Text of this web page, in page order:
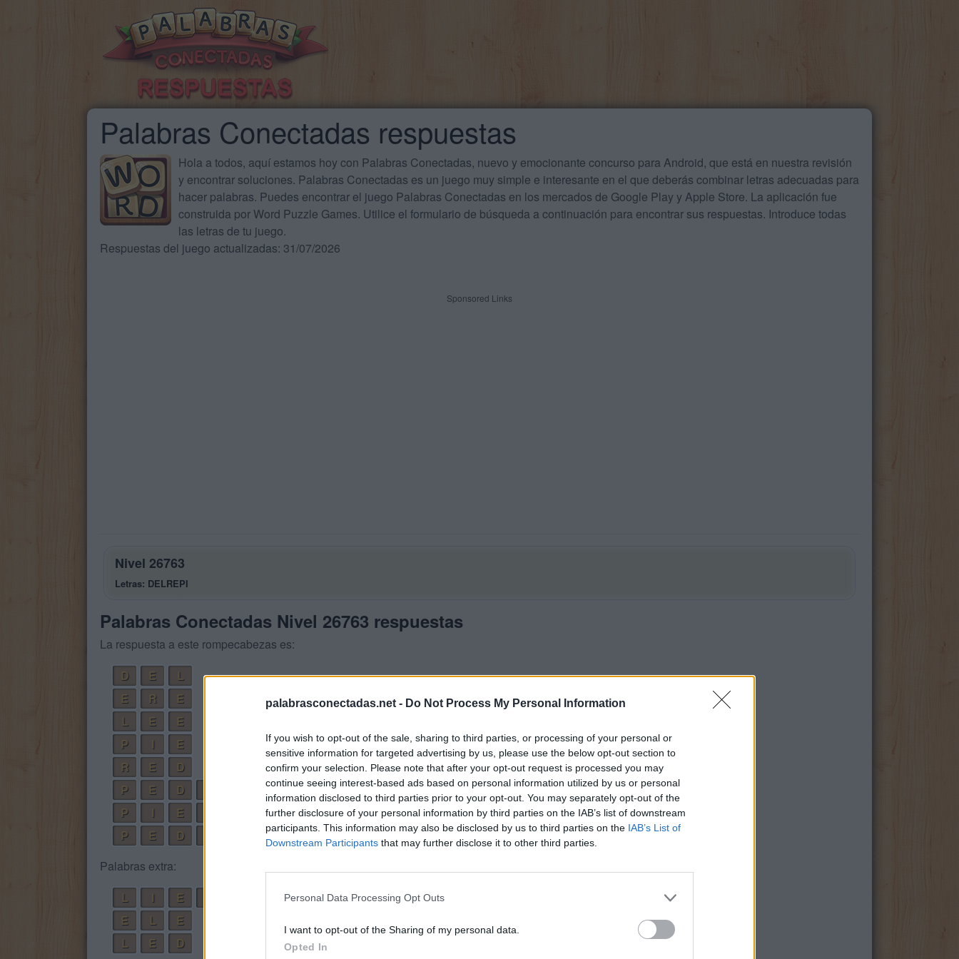
palabrasconectadas.net - Do Not Process My Personal Information
If you wish to opt-out of the sale, sharing to third parties, or processing of your personal or
sensitive information for targeted advertising by us, please use the below opt-out section to
confirm your selection. Please note that after your opt-out request is processed you may
continue seeing interest-based ads based on personal information utilized by us or personal
information disclosed to third parties prior to your opt-out. You may separately opt-out of the
further disclosure of your personal information by third parties on the IAB’s list of downstream
participants. This information may also be disclosed by us to third parties on the IAB’s List of
Downstream Participants that may further disclose it to other third parties.
Personal Data Processing Opt Outs
I want to opt-out of the Sharing of my personal data.
Opted In
Palabras Conectadas respuestas
Hola a todos, aquí estamos hoy con Palabras Conectadas, nuevo y emocionante concurso para Android, que está en nuestra revisión
y encontrar soluciones. Palabras Conectadas es un juego muy simple e interesante en el que deberás combinar letras adecuadas para
hacer palabras. Puedes encontrar el juego Palabras Conectadas en los mercados de Google Play y Apple Store. La aplicación fue
construida por Word Puzzle Games. Utilice el formulario de búsqueda a continuación para encontrar sus respuestas. Introduce todas
las letras de tu juego.
Respuestas del juego actualizadas: 31/07/2026
Sponsored Links
Nivel 26763
Letras: DELREPI
Palabras Conectadas Nivel 26763 respuestas
La respuesta a este rompecabezas es:
D
E
L
E
R
E
L
E
E
P
E
R
E
D
P
E D
P
E
E
P
E D L
E
Palabras extra:
L
E
E
L
E
L
E D